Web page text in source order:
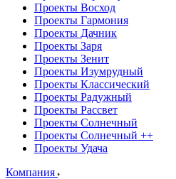
Проекты Восход
Проекты Гармония
Проекты Дачник
Проекты Заря
Проекты Зенит
Проекты Изумрудный
Проекты Классический
Проекты Радужный
Проекты Рассвет
Проекты Солнечный
Проекты Солнечный ++
Проекты Удача
Компания